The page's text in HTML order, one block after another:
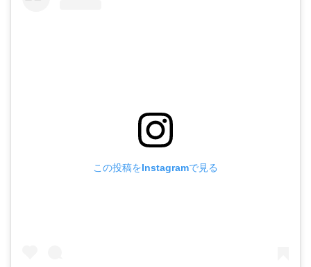
この投稿をInstagramで見る